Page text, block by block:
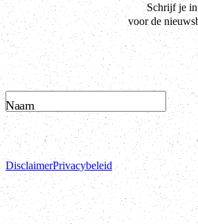
Schrijf je in
voor de
Naam
DisclaimerPrivacybeleid